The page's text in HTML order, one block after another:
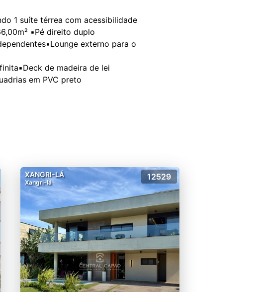
1 suíte térrea com acessibilidade
▪️Pé direito duplo
externo para o
de madeira de lei
XANGRI-LÁ
Xangri-lá
12529